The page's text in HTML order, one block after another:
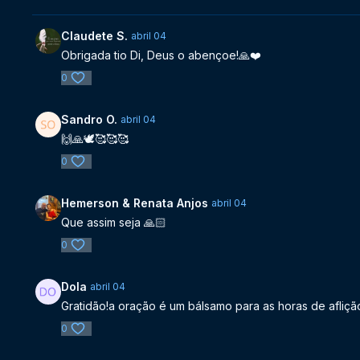
Claudete S. abril 04
Obrigada tio Di, Deus o abençoe!🙏❤️
0
Sandro O. abril 04
🙌🙏🕊️🥰🥰🥰
0
Hemerson & Renata Anjos abril 04
Que assim seja 🙏🏻
0
Dola abril 04
Gratidão!a oração é um bálsamo para as horas de
0